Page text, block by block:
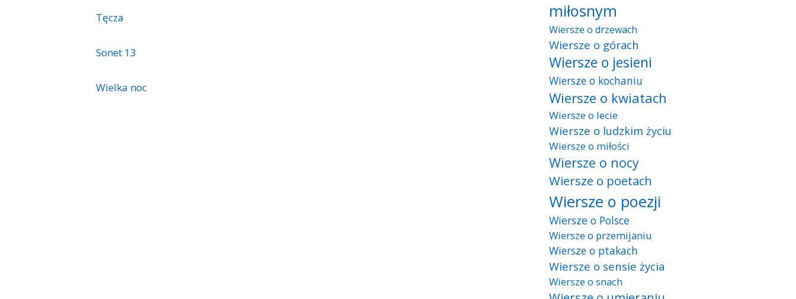
Tęcza
Sonet 13
Wielka noc
miłosnym
Wiersze o drzewach
Wiersze o górach
Wiersze o jesieni
Wiersze o kochaniu
Wiersze o kwiatach
Wiersze o lecie
Wiersze o ludzkim życiu
Wiersze o miłości
Wiersze o nocy
Wiersze o poetach
Wiersze o poezji
Wiersze o Polsce
Wiersze o przemijaniu
Wiersze o ptakach
Wiersze o sensie życia
Wiersze o snach